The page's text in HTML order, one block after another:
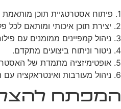
1. פיתוח אסטרטגיית תוכן מותאמת אישית לכל רשת חברתית.
2. יצירת תוכן איכותי ומותאם לכל פלטפורמה.
3. ניהול קמפיינים ממומנים עם פילוח מדויק של קהלי יעד.
4. ניטור וניתוח ביצועים מתקדם.
5. אופטימיזציה מתמדת של האסטרטגיה על בסיס נתונים.
6. ניהול מעורבות ואינטראקציה עם הקהל.
המפתח